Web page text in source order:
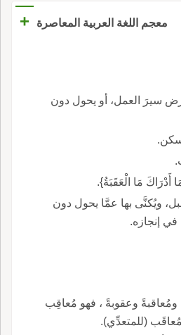
معجم اللغة العربية المعاصرة +
سيرَ العمل، أو يحول دون
أَدْرَاكَ مَا الْعَقَبَةُ}.
ويُكنَّى بها عمَّا يحول دون
في إنجازه.
ومُعاقبةً وعقوبةً ، فهو مُعاقِب
(للمتعدِّي).